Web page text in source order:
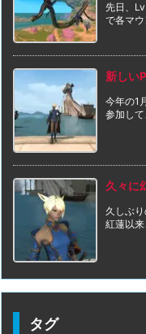
先日、
で各マ
新しい
今年の1
参加し
久々に
久しぶ
紅蓮以
タグ